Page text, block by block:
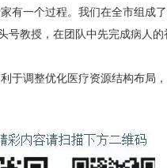
有一个过程。我们在全市组成
号教授，在团队中先完成病人
调整优化医疗资源结构布局